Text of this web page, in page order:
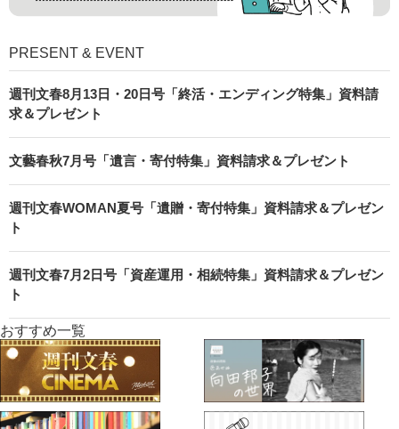
PRESENT & EVENT
週刊文春8月13日・20日号「終活・エンディング特集」資料請
求＆プレゼント
文藝春秋7月号「遺言・寄付特集」資料請求＆プレゼント
週刊文春WOMAN夏号「遺贈・寄付特集」資料請求＆プレゼン
ト
週刊文春7月2日号「資産運用・相続特集」資料請求＆プレゼン
ト
おすすめ一覧